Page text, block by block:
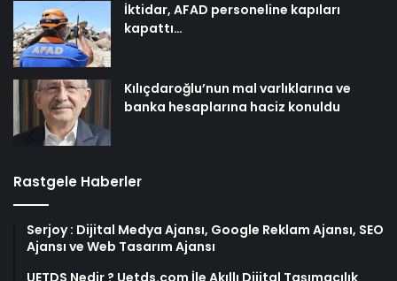
İktidar, AFAD personeline kapıları
kapattı…
Kılıçdaroğlu’nun mal varlıklarına ve
banka hesaplarına haciz konuldu
Rastgele Haberler
Serjoy : Dijital Medya Ajansı, Google Reklam Ajansı, SEO
Ajansı ve Web Tasarım Ajansı